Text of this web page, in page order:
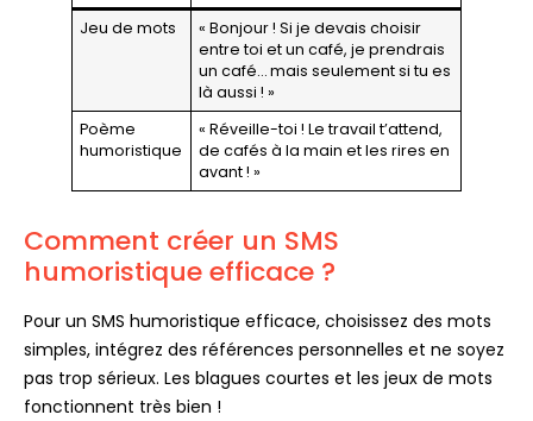
Jeu de mots
« Bonjour ! Si je devais choisir
entre toi et un café, je prendrais
un café… mais seulement si tu es
là aussi ! »
Poème
humoristique
« Réveille-toi ! Le travail t’attend,
de cafés à la main et les rires en
avant ! »
Comment créer un SMS
humoristique efficace ?
Pour un SMS humoristique efficace, choisissez des mots
simples, intégrez des références personnelles et ne soyez
pas trop sérieux. Les blagues courtes et les jeux de mots
fonctionnent très bien !